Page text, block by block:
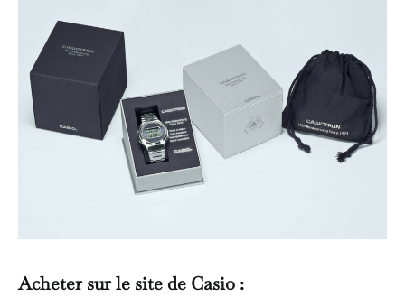
Acheter sur le site de Casio :